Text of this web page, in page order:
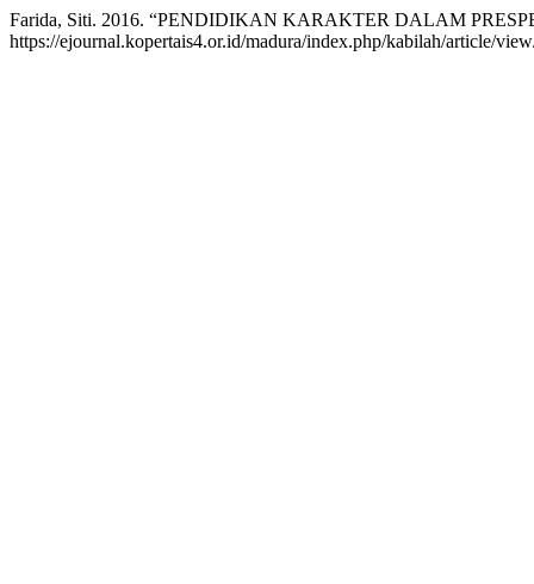
Farida, Siti. 2016. “PENDIDIKAN KARAKTER DALAM
https://ejournal.kopertais4.or.id/madura/index.php/kabilah/article/